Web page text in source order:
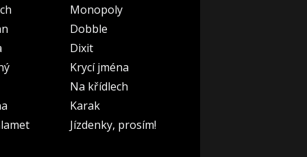
Monopoly
Dobble
Dixit
Krycí jména
Na křídlech
Karak
Jízdenky, prosím!